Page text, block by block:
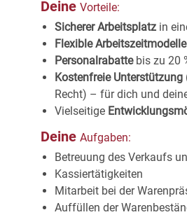
Deine Vorteile:
Sicherer Arbeitsplatz in
Flexible Arbeitszeitmodelle
Personalrabatte bis zu 20
Kostenfreie Unterstützung
Recht) – für dich und
Vielseitige
Deine Aufgaben:
Betreuung des Verkaufs
Kassiertätigkeiten
Mitarbeit bei der
Auffüllen der